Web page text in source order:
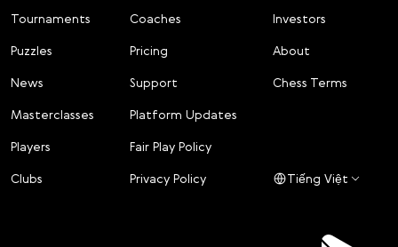
Tournaments
Puzzles
News
Masterclasses
Players
Clubs
Coaches
Pricing
Support
Platform Updates
Fair Play Policy
Privacy Policy
Investors
About
Chess Terms
Tiếng Việt